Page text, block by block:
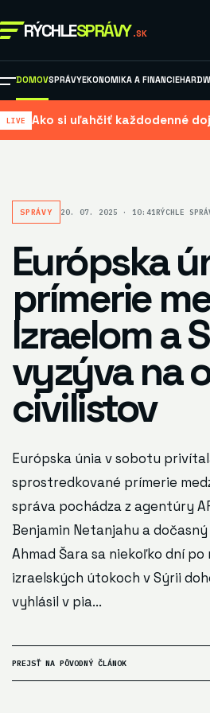
RÝCHLESPRÁVY .SK
DOMOVSPRÁVYEKONOMIKA A FINANCIE
SPRÁVY 20. 07. 2025 · 10:41RÝCHLE
Európska
prímerie
Izraelom a
vyzýva na
civilistov
Európska únia v sobotu
sprostredkované prímerie
správa pochádza z agentúry
Benjamin Netanjahu a
Ahmad Šara sa niekoľko dní po
izraelských útokoch v Sýrii
vyhlásil v pia...
PREJSŤ NA PÔVODNÝ ČLÁNOK